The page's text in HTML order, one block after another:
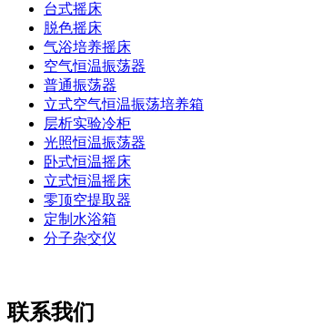
台式摇床
脱色摇床
气浴培养摇床
空气恒温振荡器
普通振荡器
立式空气恒温振荡培养箱
层析实验冷柜
光照恒温振荡器
卧式恒温摇床
立式恒温摇床
零顶空提取器
定制水浴箱
分子杂交仪
联系我们